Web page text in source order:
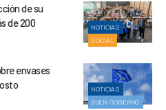
NOTICIAS
SOCIAL
de su
de 200
NOTICIAS
BUEN GOBIERNO
envases